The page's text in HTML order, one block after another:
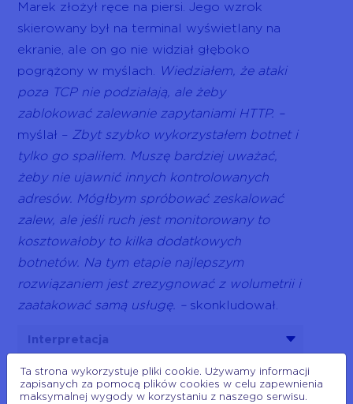
Marek złożył ręce na piersi. Jego wzrok
skierowany był na terminal wyświetlany na
ekranie, ale on go nie widział głęboko
pogrążony w myślach.
Wiedziałem, że ataki
poza TCP nie podziałają, ale żeby
zablokować zalewanie zapytaniami HTTP. –
myślał – Zbyt szybko wykorzystałem botnet i
tylko go spaliłem. Muszę bardziej uważać,
żeby nie ujawnić innych kontrolowanych
adresów. Mógłbym spróbować zeskalować
zalew, ale jeśli ruch jest monitorowany to
kosztowałoby to kilka dodatkowych
botnetów. Na tym etapie najlepszym
rozwiązaniem jest zrezygnować z wolumetrii i
zaatakować samą usługę. – skonkludował.
Interpretacja
Operatorzy SOCz zadowoleniem patrzyli na
Ta strona wykorzystuje pliki cookie. Używamy informacji
zapisanych za pomocą plików cookies w celu zapewnienia
maksymalnej wygody w korzystaniu z naszego serwisu.